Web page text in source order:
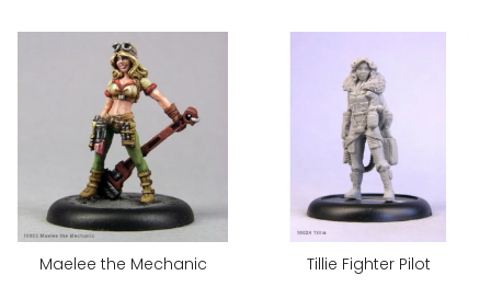
Maelee the Mechanic Tillie Fighter Pilot